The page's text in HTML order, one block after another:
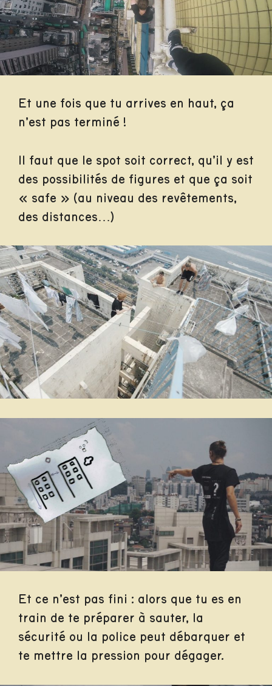
Et une fois que tu arrives en haut, ça
n’est pas terminé !
Il faut que le spot soit correct, qu’il y est
des possibilités de figures et que ça soit
« safe » (au niveau des revêtements,
des distances…)
Et ce n’est pas fini : alors que tu es en
train de te préparer à sauter, la
sécurité ou la police peut débarquer et
te mettre la pression pour dégager.